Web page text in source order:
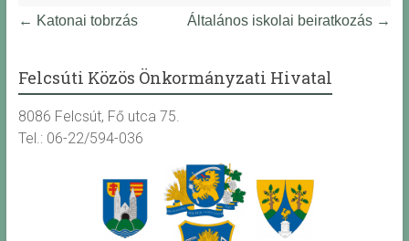
← Katonai tobrzás Általános iskolai beiratkozás →
Felcsúti Közös Önkormányzati Hivatal
8086 Felcsút, Fő utca 75.
Tel.: 06-22/594-036